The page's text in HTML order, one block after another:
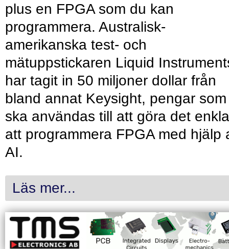
plus en FPGA som du kan
programmera. Australisk-
amerikanska test- och
mätuppstickaren Liquid
har tagit in 50 miljoner dollar från
bland annat Keysight, pengar som
ska användas till att göra det
att programmera FPGA med hjälp
AI.
Läs mer...